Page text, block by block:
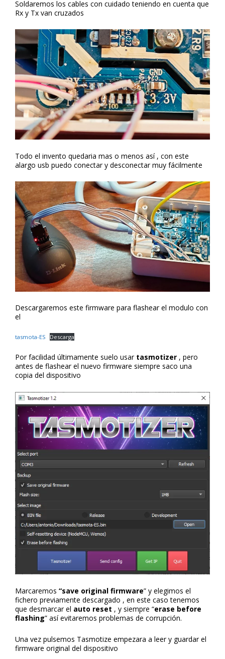
Soldaremos los cables con cuidado teniendo en cuenta que
Rx y Tx van cruzados
Todo el invento quedaria mas o menos así , con este
alargo usb puedo conectar y desconectar muy fácilmente
Descargaremos este firmware para flashear el modulo con
el
tasmota-ES Descarga
Por facilidad últimamente suelo usar tasmotizer , pero
antes de flashear el nuevo firmware siempre saco una
copia del dispositivo
Marcaremos “save original firmware” y elegimos el
fichero previamente descargado , en este caso tenemos
que desmarcar el auto reset , y siempre “erase before
flashing” así evitaremos problemas de corrupción.
Una vez pulsemos Tasmotize empezara a leer y guardar el
firmware original del dispositivo